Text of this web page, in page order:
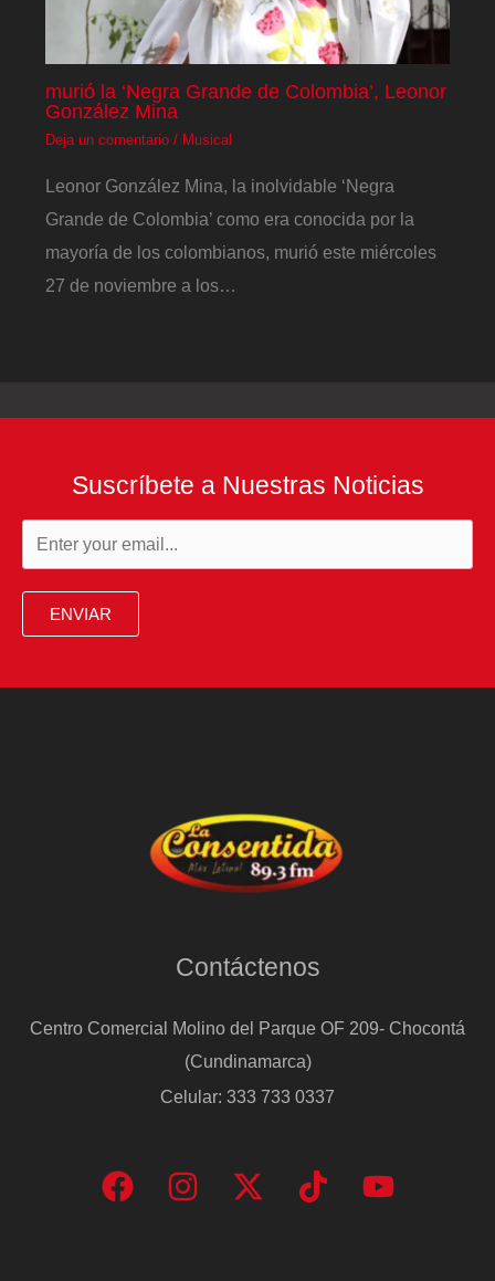
murió la ‘Negra Grande de Colombia’, Leonor
González Mina
Deja un comentario / Musical
Leonor González Mina, la inolvidable ‘Negra
Grande de Colombia’ como era conocida por la
mayoría de los colombianos, murió este miércoles
27 de noviembre a los…
Suscríbete a Nuestras Noticias
ENVIAR
Contáctenos
Centro Comercial Molino del Parque OF 209- Chocontá
(Cundinamarca)
Celular: 333 733 0337